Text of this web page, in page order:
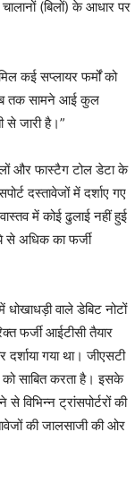
चालानों (बिलों) के आधार पर
कई सप्लायर फर्मों को
अब तक सामने आई कुल
जारी है।”
और फास्टैग टोल डेटा के
दस्तावेजों में दर्शाए गए
में कोई ढुलाई नहीं हुई
से अधिक का फर्जी
वाले डेबिट नोटों
फर्जी आईटीसी तैयार
गया था। जीएसटी
साबित करता है। इसके
विभिन्न ट्रांसपोर्टरों की
की जालसाजी की ओर